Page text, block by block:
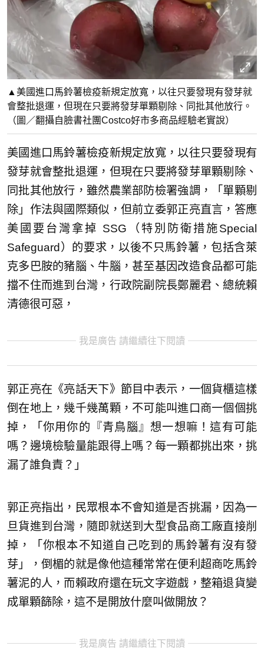
▲美國進口馬鈴薯檢疫新規定放寬，以往只要發現有發芽就
會整批退運，但現在只要將發芽單顆剔除、同批其他放行。
（圖／翻攝自臉書社團Costco好市多商品經驗老實說）
美國進口馬鈴薯檢疫新規定放寬，以往只要發現有
發芽就會整批退運，但現在只要將發芽單顆剔除、
同批其他放行，雖然農業部防檢署強調，「單顆剔
除」作法與國際類似，但前立委郭正亮直言，答應
美國要台灣拿掉 SSG（特別防衛措施Special
Safeguard）的要求，以後不只馬鈴薯，包括含萊
克多巴胺的豬腦、牛腦，甚至基因改造食品都可能
擋不住而進到台灣，行政院副院長鄭麗君、總統賴
清德很可惡，
我是廣告 請繼續往下閱讀
郭正亮在《亮話天下》節目中表示，一個貨櫃這樣
倒在地上，幾千幾萬顆，不可能叫進口商一個個挑
掉，「你用你的『青鳥腦』想一想嘛！這有可能
嗎？邊境檢驗量能跟得上嗎？每一顆都挑出來，挑
漏了誰負責？」
郭正亮指出，民眾根本不會知道是否挑漏，因為一
旦貨進到台灣，隨即就送到大型食品商工廠直接削
掉，「你根本不知道自己吃到的馬鈴薯有沒有發
芽」，倒楣的就是像他這種常常在便利超商吃馬鈴
薯泥的人，而賴政府還在玩文字遊戲，整箱退貨變
成單顆篩除，這不是開放什麼叫做開放？
我是廣告 請繼續往下閱讀